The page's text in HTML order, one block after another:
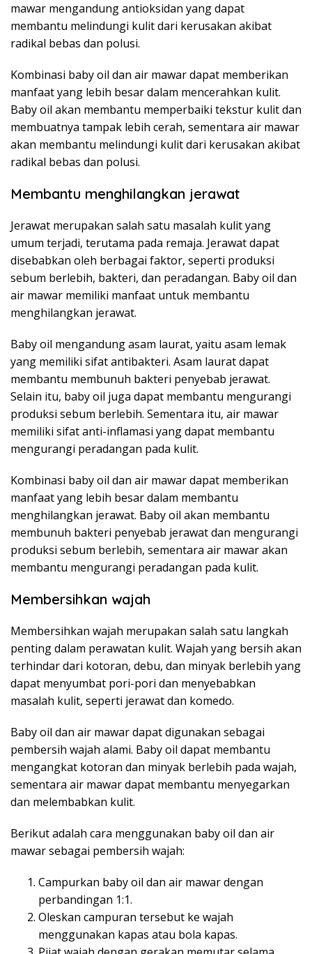
mawar mengandung antioksidan yang dapat
membantu melindungi kulit dari kerusakan akibat
radikal bebas dan polusi.
Kombinasi baby oil dan air mawar dapat memberikan
manfaat yang lebih besar dalam mencerahkan kulit.
Baby oil akan membantu memperbaiki tekstur kulit dan
membuatnya tampak lebih cerah, sementara air mawar
akan membantu melindungi kulit dari kerusakan akibat
radikal bebas dan polusi.
Membantu menghilangkan jerawat
Jerawat merupakan salah satu masalah kulit yang
umum terjadi, terutama pada remaja. Jerawat dapat
disebabkan oleh berbagai faktor, seperti produksi
sebum berlebih, bakteri, dan peradangan. Baby oil dan
air mawar memiliki manfaat untuk membantu
menghilangkan jerawat.
Baby oil mengandung asam laurat, yaitu asam lemak
yang memiliki sifat antibakteri. Asam laurat dapat
membantu membunuh bakteri penyebab jerawat.
Selain itu, baby oil juga dapat membantu mengurangi
produksi sebum berlebih. Sementara itu, air mawar
memiliki sifat anti-inflamasi yang dapat membantu
mengurangi peradangan pada kulit.
Kombinasi baby oil dan air mawar dapat memberikan
manfaat yang lebih besar dalam membantu
menghilangkan jerawat. Baby oil akan membantu
membunuh bakteri penyebab jerawat dan mengurangi
produksi sebum berlebih, sementara air mawar akan
membantu mengurangi peradangan pada kulit.
Membersihkan wajah
Membersihkan wajah merupakan salah satu langkah
penting dalam perawatan kulit. Wajah yang bersih akan
terhindar dari kotoran, debu, dan minyak berlebih yang
dapat menyumbat pori-pori dan menyebabkan
masalah kulit, seperti jerawat dan komedo.
Baby oil dan air mawar dapat digunakan sebagai
pembersih wajah alami. Baby oil dapat membantu
mengangkat kotoran dan minyak berlebih pada wajah,
sementara air mawar dapat membantu menyegarkan
dan melembabkan kulit.
Berikut adalah cara menggunakan baby oil dan air
mawar sebagai pembersih wajah:
Campurkan baby oil dan air mawar dengan
perbandingan 1:1.
Oleskan campuran tersebut ke wajah
menggunakan kapas atau bola kapas.